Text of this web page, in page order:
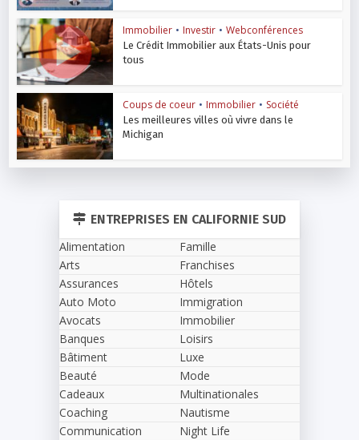
Immobilier • Investir • Webconférences
Le Crédit Immobilier aux États-Unis pour
tous
Coups de coeur • Immobilier • Société
Les meilleures villes où vivre dans le
Michigan
ENTREPRISES EN CALIFORNIE SUD
Alimentation
Arts
Assurances
Auto Moto
Avocats
Banques
Bâtiment
Beauté
Cadeaux
Coaching
Communication
Famille
Franchises
Hôtels
Immigration
Immobilier
Loisirs
Luxe
Mode
Multinationales
Nautisme
Night Life